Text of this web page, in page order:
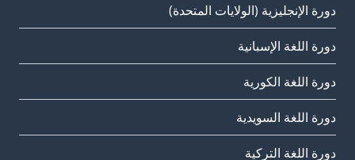
دورة الإنجليزية (الولايات المتحدة)
دورة اللغة الإسبانية
دورة اللغة الكورية
دورة اللغة السويدية
دورة اللغة التركية